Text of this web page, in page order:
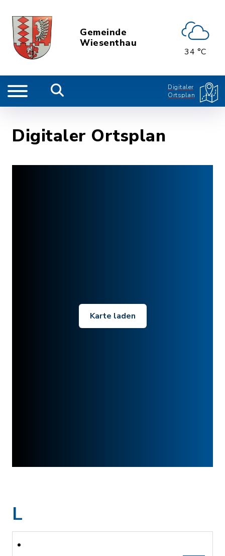
Gemeinde
Wiesenthau
34 °C
Digitaler
Ortsplan
Digitaler Ortsplan
Karte laden
L